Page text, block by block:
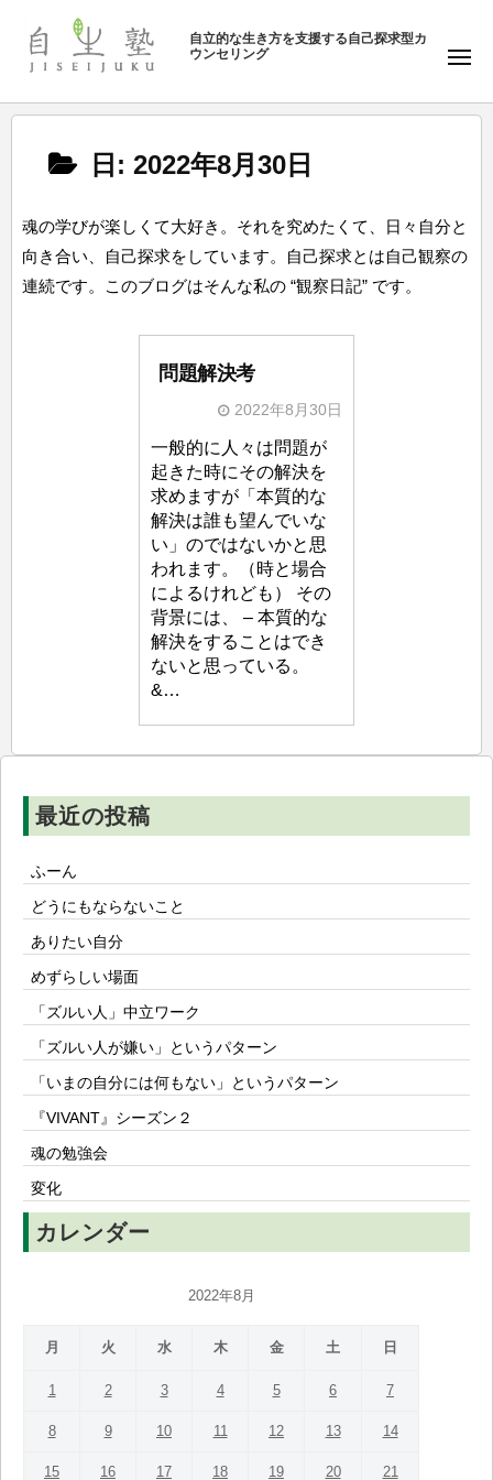
ン
自
塾
自立的な生き方を支援する自己探求型カ
ウンセリング
メ
ュ
ー
日: 2022年8月30日
魂の学びが楽しくて大好き。それを究めたくて、日々自分と
向き合い、自己探求をしています。自己探求とは自己観察の
連続です。このブログはそんな私の “観察日記” です。
問題解決考
2022年8月30日
y
自
生
塾
一般的に人々は問題が
起きた時にその解決を
求めますが「本質的な
解決は誰も望んでいな
い」のではないかと思
われます。（時と場合
によるけれども） その
背景には、 – 本質的な
解決をすることはでき
ないと思っている。
&…
最近の投稿
ふーん
どうにもならないこと
ありたい自分
めずらしい場面
「ズルい人」中立ワーク
「ズルい人が嫌い」というパターン
「いまの自分には何もない」というパターン
『VIVANT』シーズン２
魂の勉強会
変化
カレンダー
2022年8月
月 火 水 木 金 土 日
1 2 3 4 5 6 7
8 9 10 11 12 13 14
15 16 17 18 19 20 21